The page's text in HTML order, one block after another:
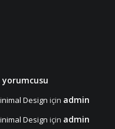
yorumcusu
Design için admin
Design için admin